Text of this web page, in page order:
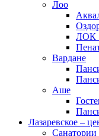
Лоо
ЛОК
Вардане
Аше
Лазаревское –
Санатории